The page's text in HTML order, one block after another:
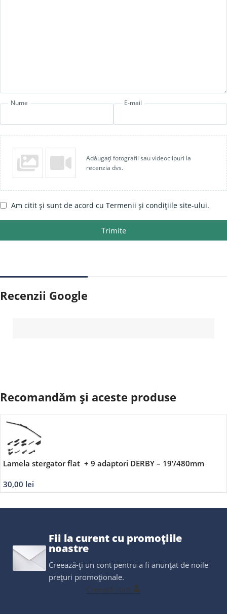
Nume E-mail
Adăugați fotografii sau videoclipuri la
recenzia dvs.
Am citit și sunt de acord cu Termenii și condițiile site-ului.
Trimite
Recenzii Google
Recomandăm și aceste produse
Lamela stergator flat + 9 adaptori DERBY – 19’/480mm
30,00 lei
Fii la curent cu promoțiile
noastre
Creează-ți un cont pentru a fi anunțat de noile
prețuri promoționale.
Creează cont